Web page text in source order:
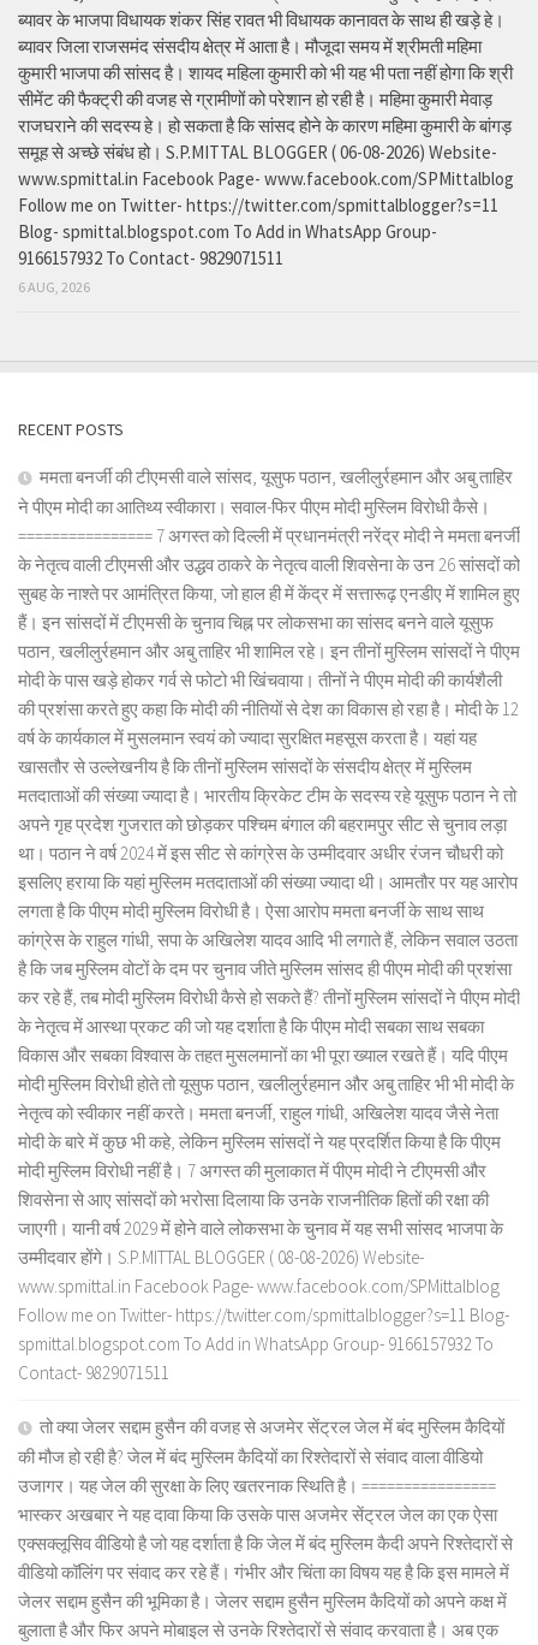
ब्यावर के भाजपा विधायक शंकर सिंह रावत भी विधायक कानावत के साथ ही खड़े हे।
ब्यावर जिला राजसमंद संसदीय क्षेत्र में आता है। मौजूदा समय में श्रीमती महिमा
कुमारी भाजपा की सांसद है। शायद महिला कुमारी को भी यह भी पता नहीं होगा कि श्री
सीमेंट की फैक्ट्री की वजह से ग्रामीणों को परेशान हो रही है। महिमा कुमारी मेवाड़
राजघराने की सदस्य हे। हो सकता है कि सांसद होने के कारण महिमा कुमारी के बांगड़
समूह से अच्छे संबंध हो। S.P.MITTAL BLOGGER ( 06-08-2026) Website-
www.spmittal.in Facebook Page- www.facebook.com/SPMittalblog
Follow me on Twitter- https://twitter.com/spmittalblogger?s=11
Blog- spmittal.blogspot.com To Add in WhatsApp Group-
9166157932 To Contact- 9829071511
6 AUG, 2026
RECENT POSTS
ममता बनर्जी की टीएमसी वाले सांसद, यूसुफ पठान, खलीलुर्रहमान और अबु ताहिर
ने पीएम मोदी का आतिथ्य स्वीकारा। सवाल-फिर पीएम मोदी मुस्लिम विरोधी कैसे।
================ 7 अगस्त को दिल्ली में प्रधानमंत्री नरेंद्र मोदी ने ममता बनर्जी
के नेतृत्व वाली टीएमसी और उद्धव ठाकरे के नेतृत्व वाली शिवसेना के उन 26 सांसदों को
सुबह के नाश्ते पर आमंत्रित किया, जो हाल ही में केंद्र में सत्तारूढ़ एनडीए में शामिल हुए
हैं। इन सांसदों में टीएमसी के चुनाव चिह्न पर लोकसभा का सांसद बनने वाले यूसुफ
पठान, खलीलुर्रहमान और अबु ताहिर भी शामिल रहे। इन तीनों मुस्लिम सांसदों ने पीएम
मोदी के पास खड़े होकर गर्व से फोटो भी खिंचवाया। तीनों ने पीएम मोदी की कार्यशैली
की प्रशंसा करते हुए कहा कि मोदी की नीतियों से देश का विकास हो रहा है। मोदी के 12
वर्ष के कार्यकाल में मुसलमान स्वयं को ज्यादा सुरक्षित महसूस करता है। यहां यह
खासतौर से उल्लेखनीय है कि तीनों मुस्लिम सांसदों के संसदीय क्षेत्र में मुस्लिम
मतदाताओं की संख्या ज्यादा है। भारतीय क्रिकेट टीम के सदस्य रहे यूसुफ पठान ने तो
अपने गृह प्रदेश गुजरात को छोड़कर पश्चिम बंगाल की बहरामपुर सीट से चुनाव लड़ा
था। पठान ने वर्ष 2024 में इस सीट से कांग्रेस के उम्मीदवार अधीर रंजन चौधरी को
इसलिए हराया कि यहां मुस्लिम मतदाताओं की संख्या ज्यादा थी। आमतौर पर यह आरोप
लगता है कि पीएम मोदी मुस्लिम विरोधी है। ऐसा आरोप ममता बनर्जी के साथ साथ
कांग्रेस के राहुल गांधी, सपा के अखिलेश यादव आदि भी लगाते हैं, लेकिन सवाल उठता
है कि जब मुस्लिम वोटों के दम पर चुनाव जीते मुस्लिम सांसद ही पीएम मोदी की प्रशंसा
कर रहे हैं, तब मोदी मुस्लिम विरोधी कैसे हो सकते हैं? तीनों मुस्लिम सांसदों ने पीएम मोदी
के नेतृत्व में आस्था प्रकट की जो यह दर्शाता है कि पीएम मोदी सबका साथ सबका
विकास और सबका विश्वास के तहत मुसलमानों का भी पूरा ख्याल रखते हैं। यदि पीएम
मोदी मुस्लिम विरोधी होते तो यूसुफ पठान, खलीलुर्रहमान और अबु ताहिर भी भी मोदी के
नेतृत्व को स्वीकार नहीं करते। ममता बनर्जी, राहुल गांधी, अखिलेश यादव जैसे नेता
मोदी के बारे में कुछ भी कहे, लेकिन मुस्लिम सांसदों ने यह प्रदर्शित किया है कि पीएम
मोदी मुस्लिम विरोधी नहीं है। 7 अगस्त की मुलाकात में पीएम मोदी ने टीएमसी और
शिवसेना से आए सांसदों को भरोसा दिलाया कि उनके राजनीतिक हितों की रक्षा की
जाएगी। यानी वर्ष 2029 में होने वाले लोकसभा के चुनाव में यह सभी सांसद भाजपा के
उम्मीदवार होंगे। S.P.MITTAL BLOGGER ( 08-08-2026) Website-
www.spmittal.in Facebook Page- www.facebook.com/SPMittalblog
Follow me on Twitter- https://twitter.com/spmittalblogger?s=11 Blog-
spmittal.blogspot.com To Add in WhatsApp Group- 9166157932 To
Contact- 9829071511
तो क्या जेलर सद्दाम हुसैन की वजह से अजमेर सेंट्रल जेल में बंद मुस्लिम कैदियों
की मौज हो रही है? जेल में बंद मुस्लिम कैदियों का रिश्तेदारों से संवाद वाला वीडियो
उजागर। यह जेल की सुरक्षा के लिए खतरनाक स्थिति है। ================
भास्कर अखबार ने यह दावा किया कि उसके पास अजमेर सेंट्रल जेल का एक ऐसा
एक्सक्लूसिव वीडियो है जो यह दर्शाता है कि जेल में बंद मुस्लिम कैदी अपने रिश्तेदारों से
वीडियो कॉलिंग पर संवाद कर रहे हैं। गंभीर और चिंता का विषय यह है कि इस मामले में
जेलर सद्दाम हुसैन की भूमिका है। जेलर सद्दाम हुसैन मुस्लिम कैदियों को अपने कक्ष में
बुलाता है और फिर अपने मोबाइल से उनके रिश्तेदारों से संवाद करवाता है। अब एक